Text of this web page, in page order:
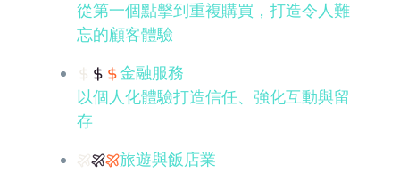
從第一個點擊到重複購買，打造令人難
忘的顧客體驗
金融服務
以個人化體驗打造信任、強化互動與留
存
旅遊與飯店業